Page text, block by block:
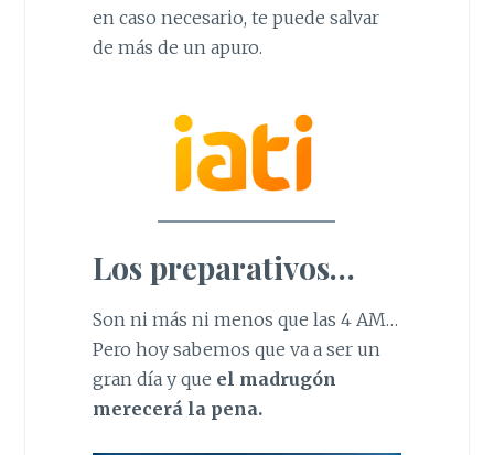
en caso necesario, te puede salvar
de más de un apuro.
Los preparativos…
Son ni más ni menos que las 4 AM…
Pero hoy sabemos que va a ser un
gran día y que el madrugón
merecerá la pena.